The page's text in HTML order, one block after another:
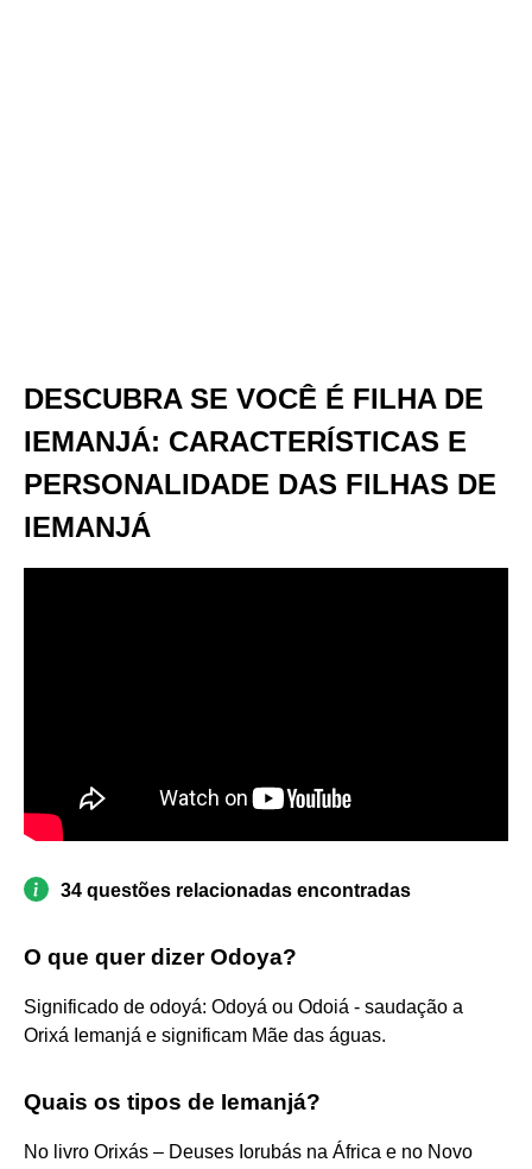
DESCUBRA SE VOCÊ É FILHA DE
IEMANJÁ: CARACTERÍSTICAS E
PERSONALIDADE DAS FILHAS DE
IEMANJÁ
34 questões relacionadas encontradas
O que quer dizer Odoya?
Significado de odoyá: Odoyá ou Odoiá - saudação a
Orixá Iemanjá e significam Mãe das águas.
Quais os tipos de Iemanjá?
No livro Orixás – Deuses Iorubás na África e no Novo